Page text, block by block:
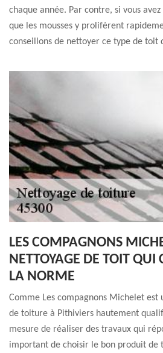
chaque année. Par contre, si vous
que les mousses y prolifèrent
conseillons de nettoyer ce type de toit
LES COMPAGNONS
NETTOYAGE DE TOIT QUI
LA NORME
Comme Les compagnons Michelet
de toiture à Pithiviers hautement
mesure de réaliser des travaux qui
important de choisir le bon produit de